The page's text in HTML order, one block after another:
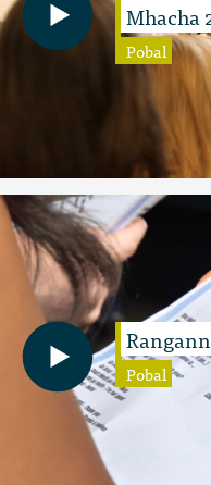
Mhacha
Pobal
Pobal